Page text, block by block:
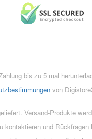
bis zu 5 mal
von
Versand-Produkte
und